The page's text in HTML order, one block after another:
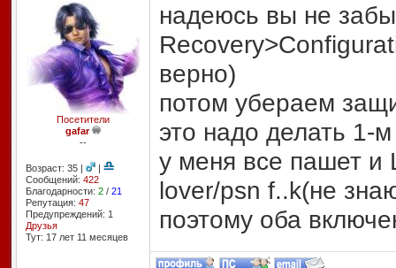
Посетители
gafar
--
Возраст: 35 |
|
Сообщений: 422
Благодарности: 2/ 21
Репутация: 47
Предупреждений: 1
Друзья
Тут: 17 лет 11 месяцев
надеюсь вы не
верно)
потом убераем
это надо делать 1-
у меня все пашет и
lover/psn f..k(не
поэтому оба